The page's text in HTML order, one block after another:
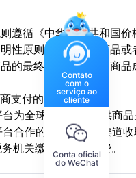
遵循《中华人民共和国
性原则，依据相关商品
的最终销售价格均由商
支付的采购成本；
为全球华人用户提供商
合作的第三方支付渠道
机关缴纳的各项税费。
Contato
com o
serviço ao
cliente
Conta oficial
do WeChat